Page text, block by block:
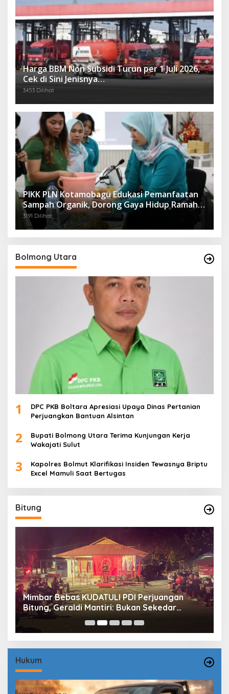
Harga BBM Non Subsidi Turun per 1 Juli 2026,
Cek di Sini Jenisnya…
3453 Dilihat
PIKK PLN Kotamobagu Edukasi Pemanfaatan
Sampah Organik, Dorong Gaya Hidup Ramah
Lingkungan
3191 Dilihat
Bolmong Utara
1
DPC PKB Boltara Apresiasi Upaya Dinas Pertanian
Perjuangkan Bantuan Alsintan
2
Bupati Bolmong Utara Terima Kunjungan Kerja
Wakajati Sulut
3
Kapolres Bolmut Klarifikasi Insiden Tewasnya Briptu
Excel Mamuli Saat Bertugas
Bitung
Mimbar Bebas KUDATULI PDI Perjuangan
Bitung, Geraldi Mantiri: Bukan Sekedar
Sejarah
Hukum